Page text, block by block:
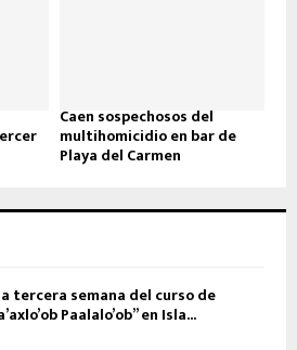
Caen sospechosos del
multihomicidio en bar de
Playa del Carmen
tercera semana del curso de
Paalalo’ob” en Isla...